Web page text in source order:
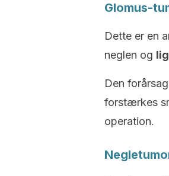
Glomus-
Dette er en
neglen og
Den
forstærkes
operation.